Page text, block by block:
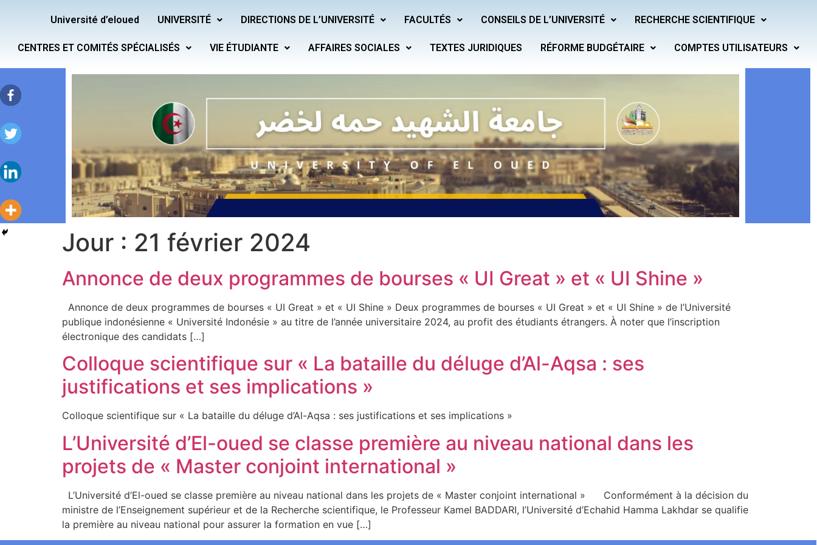
Université d’eloued UNIVERSITÉ DIRECTIONS DE L’UNIVERSITÉ FACULTÉS CONSEILS DE L’UNIVERSITÉ RECHERCHE SCIENTIFIQUE
CENTRES ET COMITÉS SPÉCIALISÉS VIE ÉTUDIANTE AFFAIRES SOCIALES TEXTES JURIDIQUES RÉFORME BUDGÉTAIRE COMPTES UTILISATEURS
Jour : 21 février 2024
Annonce de deux programmes de bourses « UI Great » et « UI Shine »
Annonce de deux programmes de bourses « UI Great » et « UI Shine » Deux programmes de bourses « UI Great » et « UI Shine » de l’Université
publique indonésienne « Université Indonésie » au titre de l’année universitaire 2024, au profit des étudiants étrangers. À noter que l’inscription
électronique des candidats […]
Colloque scientifique sur « La bataille du déluge d’Al-Aqsa : ses
justifications et ses implications »
Colloque scientifique sur « La bataille du déluge d’Al-Aqsa : ses justifications et ses implications »
L’Université d’El-oued se classe première au niveau national dans les
projets de « Master conjoint international »
L’Université d’El-oued se classe première au niveau national dans les projets de « Master conjoint international » Conformément à la décision du
ministre de l’Enseignement supérieur et de la Recherche scientifique, le Professeur Kamel BADDARI, l’Université d’Echahid Hamma Lakhdar se qualifie
la première au niveau national pour assurer la formation en vue […]